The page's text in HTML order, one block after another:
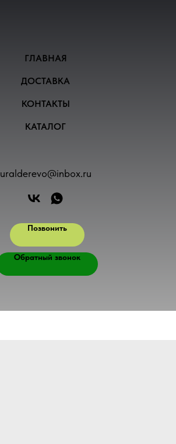
ГЛАВНАЯ
ДОСТАВКА
КОНТАКТЫ
КАТАЛОГ
uralderevo@inbox.ru
Позвонить
Обратный звонок